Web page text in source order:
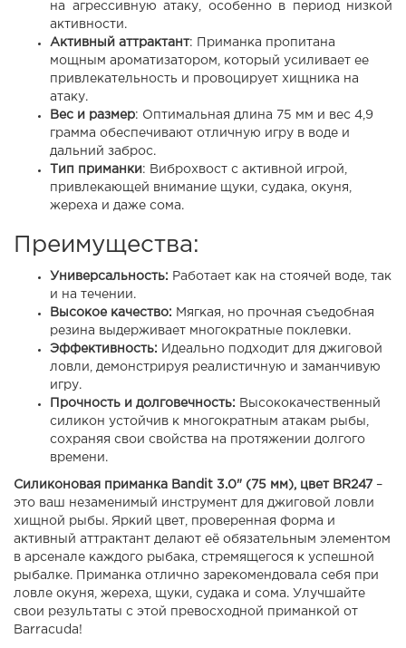
на агрессивную атаку, особенно в период низкой
активности.
Активный аттрактант: Приманка пропитана
мощным ароматизатором, который усиливает ее
привлекательность и провоцирует хищника на
атаку.
Вес и размер: Оптимальная длина 75 мм и вес 4,9
грамма обеспечивают отличную игру в воде и
дальний заброс.
Тип приманки: Виброхвост с активной игрой,
привлекающей внимание щуки, судака, окуня,
жереха и даже сома.
Преимущества:
Универсальность: Работает как на стоячей воде, так
и на течении.
Высокое качество: Мягкая, но прочная съедобная
резина выдерживает многократные поклевки.
Эффективность: Идеально подходит для джиговой
ловли, демонстрируя реалистичную и заманчивую
игру.
Прочность и долговечность: Высококачественный
силикон устойчив к многократным атакам рыбы,
сохраняя свои свойства на протяжении долгого
времени.
Силиконовая приманка Bandit 3.0" (75 мм), цвет BR247 –
это ваш незаменимый инструмент для джиговой ловли
хищной рыбы. Яркий цвет, проверенная форма и
активный аттрактант делают её обязательным элементом
в арсенале каждого рыбака, стремящегося к успешной
рыбалке. Приманка отлично зарекомендовала себя при
ловле окуня, жереха, щуки, судака и сома. Улучшайте
свои результаты с этой превосходной приманкой от
Barracuda!